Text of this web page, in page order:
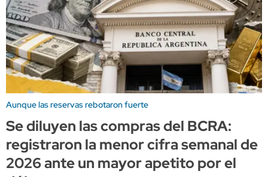
Aunque las reservas rebotaron fuerte
Se diluyen las compras del BCRA:
registraron la menor cifra semanal de
2026 ante un mayor apetito por el